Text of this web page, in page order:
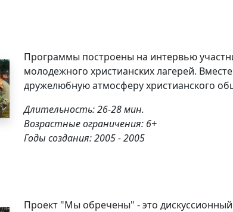
Программы построены на интервью
молодежного христианских лагерей.
дружелюбную атмосферу христианского
Длительность: 26-28 мин.
Возрастные ограничения: 6+
Годы создания: 2005 - 2005
Проект "Мы обречены" - это дискуссионный